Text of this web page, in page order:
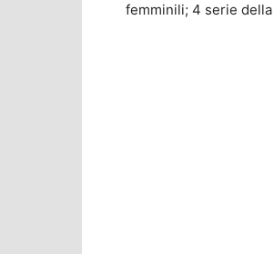
femminili; 4 serie